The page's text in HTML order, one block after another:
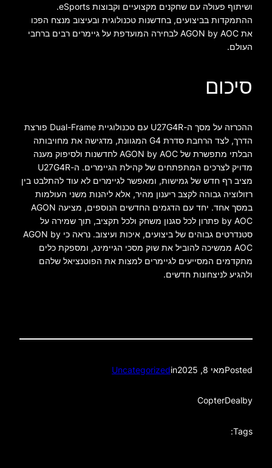
ושיתוף פעולה עם שחקנים מקצועיים וקבוצות eSports.
ההתמקדות בביצועים, בחדשנות טכנולוגית ובעיצוב מנצח הפכו
את AGON by AOC לבחירה המועדפת על גיימרים רבים ברחבי
העולם.
סיכום
ההכרזה על מסך ה-U27G4R עם טכנולוגיית Dual-Frame פורצת
הדרך, לצד הרחבת סדרת G4 המגוונת, מדגישה את מחויבותה
הבלתי מתפשרת של AGON by AOC לחדשנות ולסיפוק מענה
מדויק לצרכים המתפתחים של קהילת הגיימרים. ה-U27G4R
מציב רף חדש של גמישות, ומאפשר לגיימרים לא עוד להתלבט בין
רזולוציה גבוהה לקצב ריענון מהיר, אלא ליהנות משני העולמות
במסך אחד. יחד עם הדגמים החדשים הנוספים, מציעה AGON
by AOC פתרון לכל סגנון משחק ולכל תקציב, תוך שמירה על
סטנדרטים גבוהים של ביצועים, איכות ועיצוב. נראה כי AGON by
AOC ממשיכה להוביל את שוק מסכי הגיימינג, ומספקת כלים
מתקדמים המסייעים לגיימרים למצות את הפוטנציאל שלהם
ולהגיע לניצחונות חדשים.
Postedמאי 8, 2025 in
Uncategorized
by
CopterDeal
Tags: